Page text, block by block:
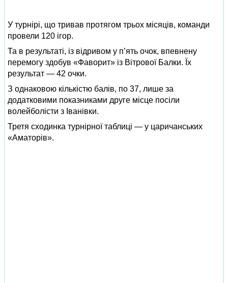
У турнірі, що тривав протягом трьох місяців, команди
провели 120 ігор.
Та в результаті, із відривом у п’ять очок, впевнену
перемогу здобув «Фаворит» із Вітрової Балки. Їх
результат — 42 очки.
З однаковою кількістю балів, по 37, лише за
додатковими показниками друге місце посіли
волейболісти з Іванівки.
Третя сходинка турнірної таблиці — у царичанських
«Аматорів».